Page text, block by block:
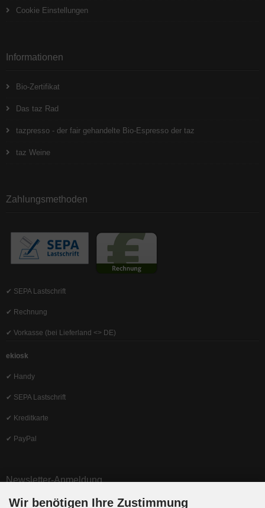
Cookie Einstellungen
Informationen
Bio-Zertifikat
Das taz Rad
tazpresso - der fair gehandelte Bio-Espresso der taz
taz Weine
Zahlungsmethoden
✔ SEPA Lastschrift
✔ Rechnung
✔ Vorkasse (bei Lieferland <> DE)
ekiosk
✔ Handy
✔ SEPA Lastschrift
✔ Kreditkarte
✔ PayPal
Newsletter-Anmeldung
Wir benötigen Ihre Zustimmung